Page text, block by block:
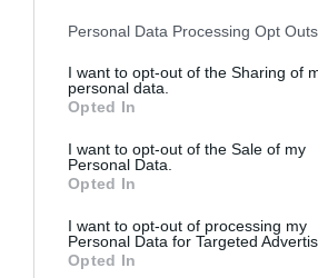
Personal Data Processing Opt Outs
I want to opt-out of the Sharing of
personal data.
Opted In
I want to opt-out of the Sale of my
Personal Data.
Opted In
I want to opt-out of processing my
Personal Data for Targeted
Opted In
de uso
trazabilidad
DIGITAL Isabel Marín
Récord de
NOTICIAS Y NOVEDADES